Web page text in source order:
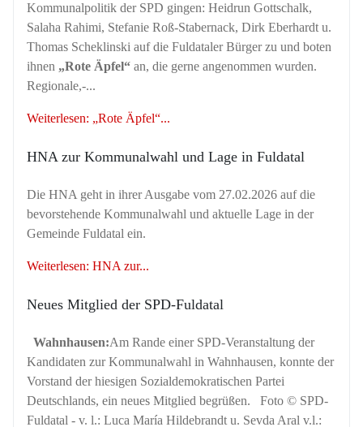
Kommunalpolitik der SPD gingen: Heidrun Gottschalk,
Salaha Rahimi, Stefanie Roß-Stabernack, Dirk Eberhardt u.
Thomas Scheklinski auf die Fuldataler Bürger zu und boten
ihnen „Rote Äpfel“ an, die gerne angenommen wurden.
Regionale,-...
Weiterlesen: „Rote Äpfel“...
HNA zur Kommunalwahl und Lage in Fuldatal
Die HNA geht in ihrer Ausgabe vom 27.02.2026 auf die
bevorstehende Kommunalwahl und aktuelle Lage in der
Gemeinde Fuldatal ein.
Weiterlesen: HNA zur...
Neues Mitglied der SPD-Fuldatal
Wahnhausen:Am Rande einer SPD-Veranstaltung der
Kandidaten zur Kommunalwahl in Wahnhausen, konnte der
Vorstand der hiesigen Sozialdemokratischen Partei
Deutschlands, ein neues Mitglied begrüßen. Foto © SPD-
Fuldatal - v. l.: Luca María Hildebrandt u. Sevda Aral v.l.: